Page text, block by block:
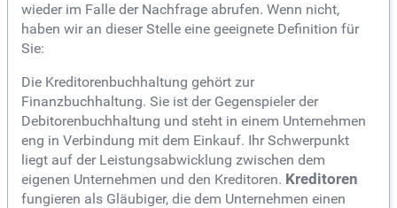
wieder im Falle der Nachfrage abrufen. Wenn nicht,
haben wir an dieser Stelle eine geeignete Definition für
Sie:
Die Kreditorenbuchhaltung gehört zur
Finanzbuchhaltung. Sie ist der Gegenspieler der
Debitorenbuchhaltung und steht in einem Unternehmen
eng in Verbindung mit dem Einkauf. Ihr Schwerpunkt
liegt auf der Leistungsabwicklung zwischen dem
eigenen Unternehmen und den Kreditoren. Kreditoren
fungieren als Gläubiger, die dem Unternehmen einen